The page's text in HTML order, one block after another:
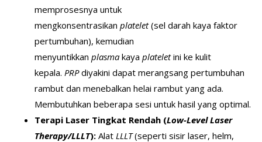
memprosesnya untuk
mengkonsentrasikan platelet(sel darah kaya faktor
pertumbuhan), kemudian
menyuntikkan plasmakaya plateletini ke kulit
kepala. PRPdiyakini dapat merangsang pertumbuhan
rambut dan menebalkan helai rambut yang ada.
Membutuhkan beberapa sesi untuk hasil yang optimal.
Terapi Laser Tingkat Rendah (Low-Level Laser
Therapy/LLLT):Alat LLLT(seperti sisir laser, helm,